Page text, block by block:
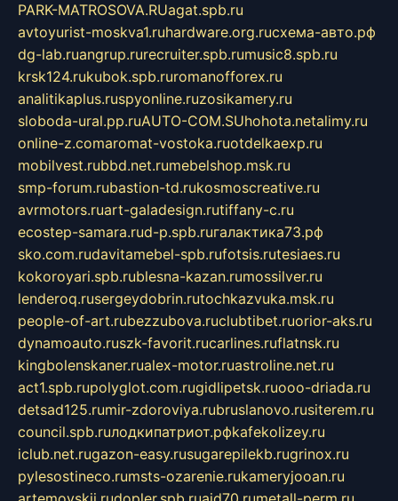
PARK-MATROSOVA.RUagat.spb.ru
avtoyurist-moskva1.ruhardware.org.ruсхема-авто.рф
dg-lab.ruangrup.rurecruiter.spb.rumusic8.spb.ru
krsk124.rukubok.spb.ruromanofforex.ru
analitikaplus.ruspyonline.ruzosikamery.ru
sloboda-ural.pp.ruAUTO-COM.SUhohota.netalimy.ru
online-z.comaromat-vostoka.ruotdelkaexp.ru
mobilvest.rubbd.net.rumebelshop.msk.ru
smp-forum.rubastion-td.rukosmoscreative.ru
avrmotors.ruart-galadesign.rutiffany-c.ru
ecostep-samara.rud-p.spb.ruгалактика73.рф
sko.com.rudavitamebel-spb.rufotsis.rutesiaes.ru
kokoroyari.spb.rublesna-kazan.rumossilver.ru
lenderoq.rusergeydobrin.rutochkazvuka.msk.ru
people-of-art.rubezzubova.ruclubtibet.ruorior-aks.ru
dynamoauto.ruszk-favorit.rucarlines.ruflatnsk.ru
kingbolenskaner.rualex-motor.ruastroline.net.ru
act1.spb.rupolyglot.com.rugidlipetsk.ruooo-driada.ru
detsad125.rumir-zdoroviya.rubruslanovo.rusiterem.ru
council.spb.ruлодкипатриот.рфkafekolizey.ru
iclub.net.rugazon-easy.rusugarepilekb.rugrinox.ru
pylesostineco.rumsts-ozarenie.rukameryjooan.ru